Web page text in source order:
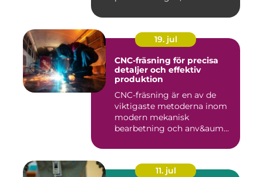
19. jul
CNC-fräsning för precisa
detaljer och effektiv
produktion
CNC-fräsning är en av de
viktigaste metoderna inom
modern mekanisk
bearbetning och anv&aum...
11. jul